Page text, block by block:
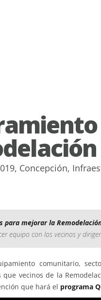
, Concepción,
para mejorar la
equipo con los vecinos y
comunitario,
vecinos de la
que hará el programa